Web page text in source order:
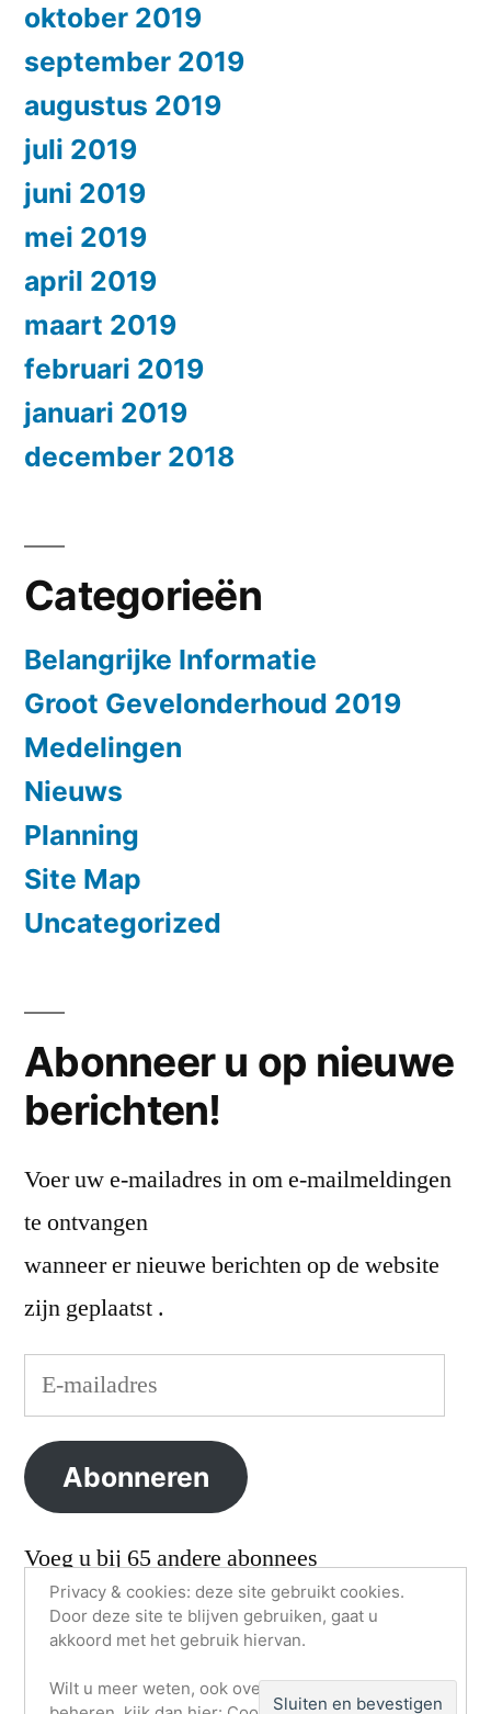
oktober 2019
september 2019
augustus 2019
juli 2019
juni 2019
mei 2019
april 2019
maart 2019
februari 2019
januari 2019
december 2018
Categorieën
Belangrijke Informatie
Groot Gevelonderhoud 2019
Medelingen
Nieuws
Planning
Site Map
Uncategorized
Abonneer u op nieuwe
berichten!
Voer uw e-mailadres in om e-mailmeldingen
te ontvangen
wanneer er nieuwe berichten op de website
zijn geplaatst .
E-
mailadres
Abonneren
Voeg u bij 65 andere abonnees
Rode Boei.
Privacy & cookies: deze site gebruikt cookies.
Door deze site te blijven gebruiken, gaat u
akkoord met het gebruik hiervan.
Wilt u meer weten, ook over hoe u cookies kunt